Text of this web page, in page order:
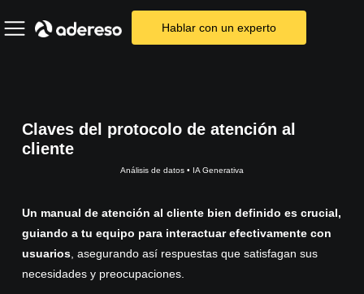
Hablar con un experto
Claves del protocolo de atención al
cliente
Análisis de datos • IA Generativa
Un manual de atención al cliente bien definido es crucial,
guiando a tu equipo para interactuar efectivamente con
usuarios, asegurando así respuestas que satisfagan sus
necesidades y preocupaciones.